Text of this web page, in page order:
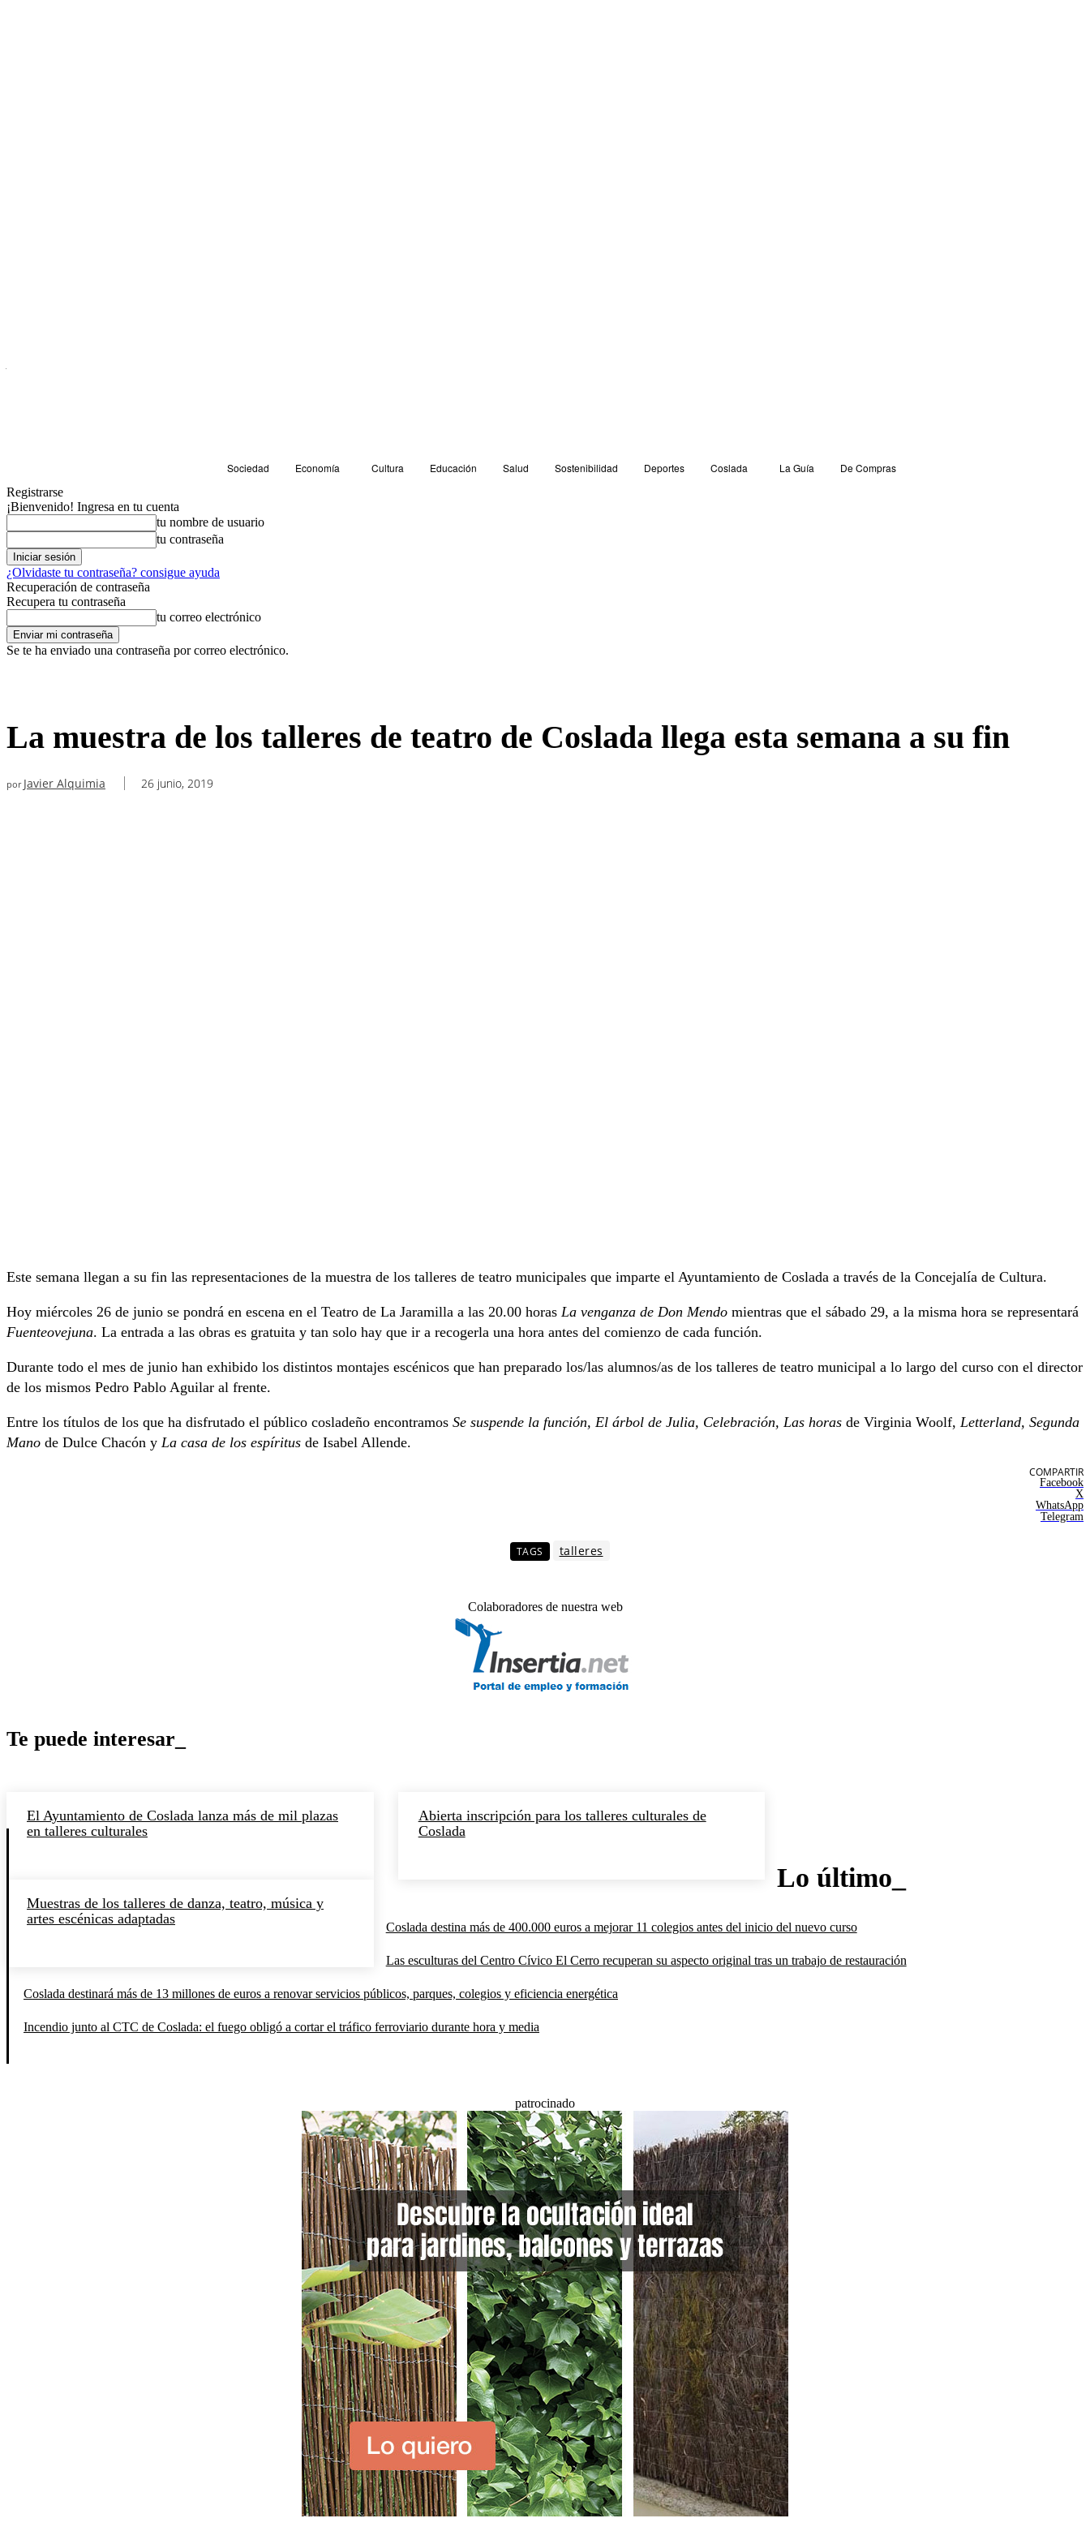
Sociedad Economía Cultura Educación Salud Sostenibilidad Deportes Coslada La Guía
De Compras
Registrarse
¡Bienvenido! Ingresa en tu cuenta
tu nombre de usuario
tu contraseña
¿Olvidaste tu contraseña? consigue ayuda
Recuperación de contraseña
Recupera tu contraseña
tu correo electrónico
Se te ha enviado una contraseña por correo electrónico.
La muestra de los talleres de teatro de Coslada llega esta semana a su fin
por Javier Alquimia 26 junio, 2019
Este semana llegan a su fin las representaciones de la muestra de los talleres de teatro municipales que imparte el Ayuntamiento de Coslada a través de la Concejalía de Cultura.
Hoy miércoles 26 de junio se pondrá en escena en el Teatro de La Jaramilla a las 20.00 horas La venganza de Don Mendo mientras que el sábado 29, a la misma hora se representará
Fuenteovejuna. La entrada a las obras es gratuita y tan solo hay que ir a recogerla una hora antes del comienzo de cada función.
Durante todo el mes de junio han exhibido los distintos montajes escénicos que han preparado los/las alumnos/as de los talleres de teatro municipal a lo largo del curso con el director
de los mismos Pedro Pablo Aguilar al frente.
Entre los títulos de los que ha disfrutado el público cosladeño encontramos Se suspende la función, El árbol de Julia, Celebración, Las horas de Virginia Woolf, Letterland, Segunda
Mano de Dulce Chacón y La casa de los espíritus de Isabel Allende.
COMPARTIR
Facebook
X
WhatsApp
Telegram
TAGS talleres
Colaboradores de nuestra web
Te puede interesar_
El Ayuntamiento de Coslada lanza más de mil plazas
en talleres culturales
Abierta inscripción para los talleres culturales de
Coslada
Muestras de los talleres de danza, teatro, música y
artes escénicas adaptadas
Lo último_
Coslada destina más de 400.000 euros a mejorar 11 colegios antes del inicio del nuevo curso
Las esculturas del Centro Cívico El Cerro recuperan su aspecto original tras un trabajo de restauración
Coslada destinará más de 13 millones de euros a renovar servicios públicos, parques, colegios y eficiencia energética
Incendio junto al CTC de Coslada: el fuego obligó a cortar el tráfico ferroviario durante hora y media
patrocinado